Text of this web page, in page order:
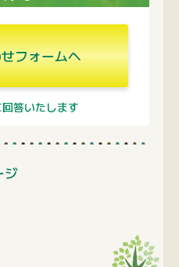
フォームへ
答いたします
ジ